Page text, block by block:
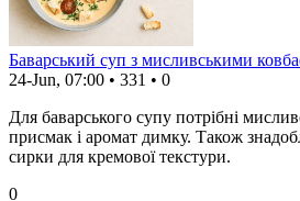
Баварський суп з мисливськими
24-Jun, 07:00 • 331 • 0
Для баварського супу потрібні
присмак і аромат димку. Також
сирки для кремової текстури.
0